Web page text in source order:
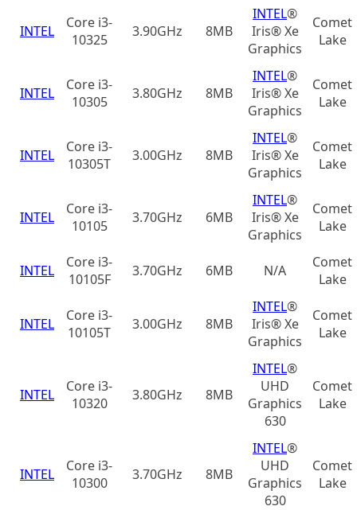
INTEL
Core i3-
10325
3.90GHz 8MB
INTEL®
Iris® Xe
Graphics
Comet
Lake
INTEL
Core i3-
10305
3.80GHz 8MB
INTEL®
Iris® Xe
Graphics
Comet
Lake
INTEL
Core i3-
10305T
3.00GHz 8MB
INTEL®
Iris® Xe
Graphics
Comet
Lake
INTEL
Core i3-
10105
3.70GHz 6MB
INTEL®
Iris® Xe
Graphics
Comet
Lake
INTEL
Core i3-
10105F
3.70GHz 6MB N/A
Comet
Lake
INTEL
Core i3-
10105T
3.00GHz 8MB
INTEL®
Iris® Xe
Graphics
Comet
Lake
INTEL
Core i3-
10320
3.80GHz 8MB
INTEL®
UHD
Graphics
630
Comet
Lake
INTEL
Core i3-
10300
3.70GHz 8MB
INTEL®
UHD
Graphics
630
Comet
Lake